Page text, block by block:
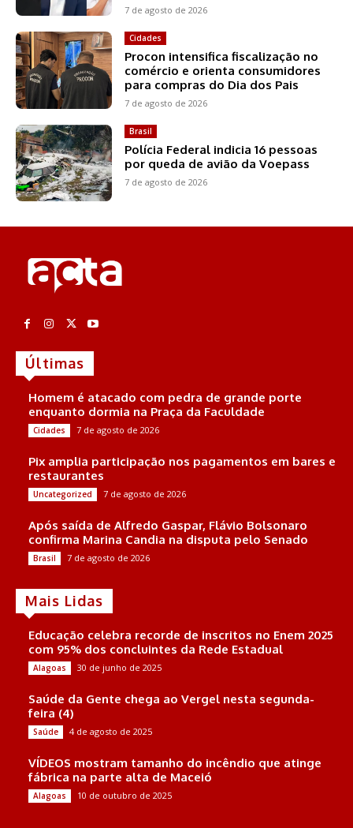
7 de agosto de 2026
Cidades
Procon intensifica fiscalização no
comércio e orienta consumidores
para compras do Dia dos Pais
7 de agosto de 2026
Brasil
Polícia Federal indicia 16 pessoas
por queda de avião da Voepass
7 de agosto de 2026
Últimas
Homem é atacado com pedra de grande porte
enquanto dormia na Praça da Faculdade
Cidades 7 de agosto de 2026
Pix amplia participação nos pagamentos em bares e
restaurantes
Uncategorized 7 de agosto de 2026
Após saída de Alfredo Gaspar, Flávio Bolsonaro
confirma Marina Candia na disputa pelo Senado
Brasil 7 de agosto de 2026
Mais Lidas
Educação celebra recorde de inscritos no Enem 2025
com 95% dos concluintes da Rede Estadual
Alagoas 30 de junho de 2025
Saúde da Gente chega ao Vergel nesta segunda-
feira (4)
Saúde 4 de agosto de 2025
VÍDEOS mostram tamanho do incêndio que atinge
fábrica na parte alta de Maceió
Alagoas 10 de outubro de 2025